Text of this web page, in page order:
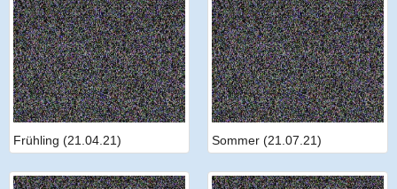
Frühling (21.04.21) Sommer (21.07.21)